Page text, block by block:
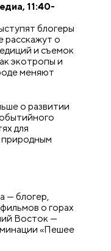
11:40-
блогеры
расскажут о
и съемок
экотропы и
меняют
о развитии
для
— блогер,
о горах
Восток —
«Пешее